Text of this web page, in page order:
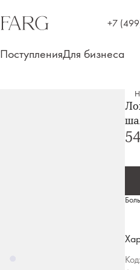
+7
ПоступленияДля бизнеса
Код: